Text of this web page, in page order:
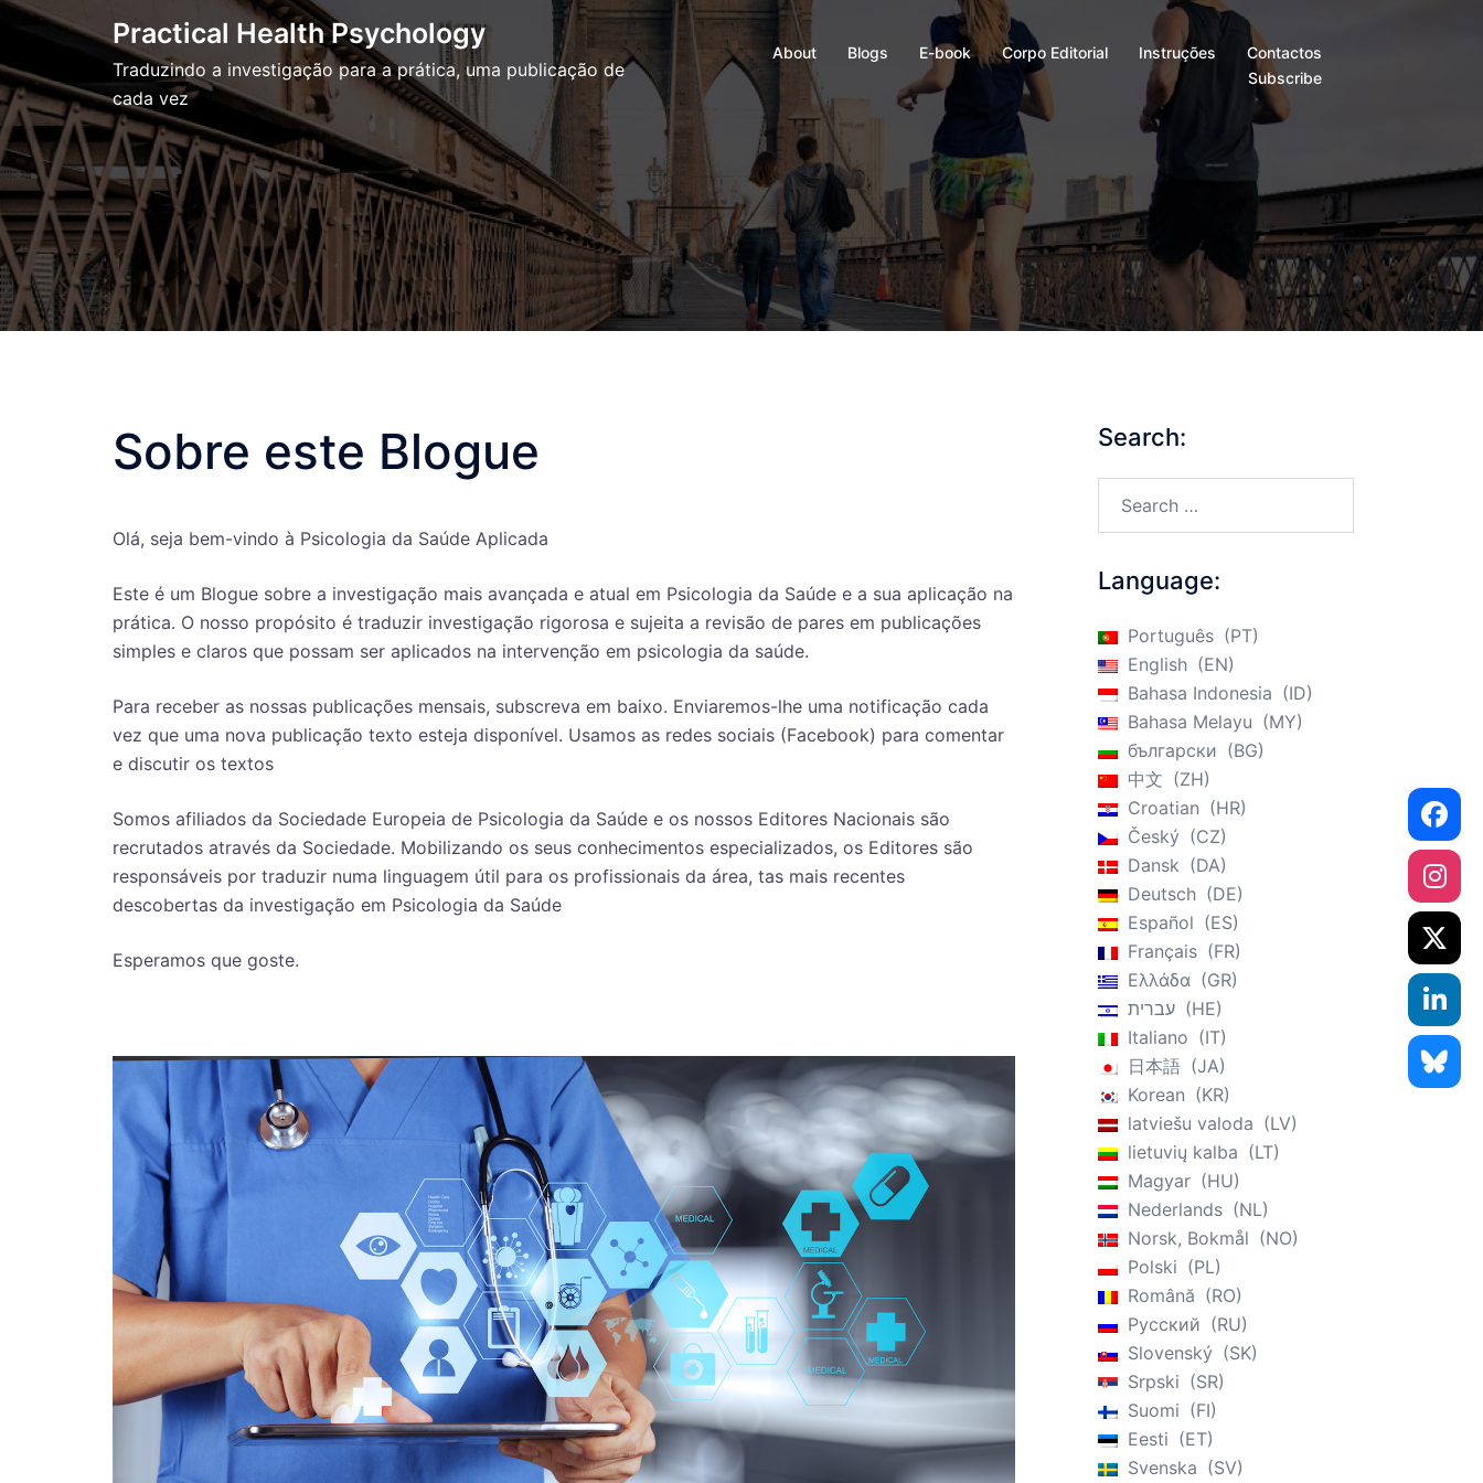
Skip
content
Practical Health Psychology
Traduzindo a investigação para a prática, uma publicação de
cada vez
About Blogs E-book Corpo Editorial Instruções
Contactos
Subscribe
Sobre este Blogue
Olá, seja bem-vindo à Psicologia da Saúde Aplicada
Este é um Blogue sobre a investigação mais avançada e atual em Psicologia da Saúde e a sua aplicação na
prática. O nosso propósito é traduzir investigação rigorosa e sujeita a revisão de pares em publicações
simples e claros que possam ser aplicados na intervenção em psicologia da saúde.
Para receber as nossas publicações mensais, subscreva em baixo. Enviaremos-lhe uma notificação cada
vez que uma nova publicação texto esteja disponível. Usamos as redes sociais (Facebook) para comentar
e discutir os textos
Somos afiliados da Sociedade Europeia de Psicologia da Saúde e os nossos Editores Nacionais são
recrutados através da Sociedade. Mobilizando os seus conhecimentos especializados, os Editores são
responsáveis por traduzir numa linguagem útil para os profissionais da área, tas mais recentes
descobertas da investigação em Psicologia da Saúde
Esperamos que goste.
Search:
Language:
Português
PT
English
EN
Bahasa Indonesia
ID
Bahasa Melayu
MY
български
BG
中文
ZH
Croatian
HR
Český
CZ
Dansk
DA
Deutsch
DE
Español
ES
Français
FR
Ελλάδα
GR
עברית
HE
Italiano
IT
日本語
JA
Korean
KR
latviešu valoda
LV
lietuvių kalba
LT
Magyar
HU
Nederlands
NL
Norsk, Bokmål
NO
Polski
PL
Română
RO
Русский
RU
Slovenský
SK
Srpski
SR
Suomi
FI
Eesti
ET
Svenska
SV